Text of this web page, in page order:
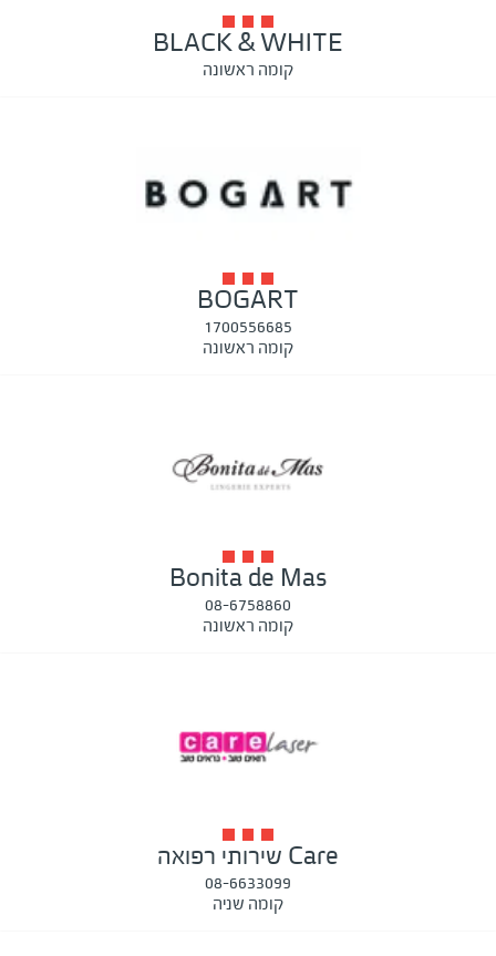
BLACK & WHITE
קומה ראשונה
BOGART
1700556685
קומה ראשונה
Bonita de Mas
08-6758860
קומה ראשונה
Care שירותי רפואה
08-6633099
קומה שניה